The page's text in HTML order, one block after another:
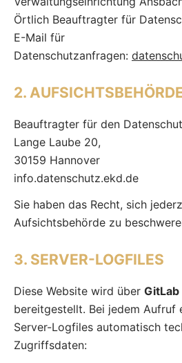
Örtlich Beauftragter für
E-Mail für
Datenschutzanfragen:
2.
Beauftragter für den
Lange Laube 20,
30159 Hannover
info.datenschutz.ekd.de
Sie haben das Recht, sich
Aufsichtsbehörde zu
3. SERVER-LOGFILES
Diese Website wird über GitLab
bereitgestellt. Bei jedem Aufruf
Server-Logfiles automatisch
Zugriffsdaten: